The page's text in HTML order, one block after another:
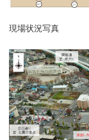
現場状況写真